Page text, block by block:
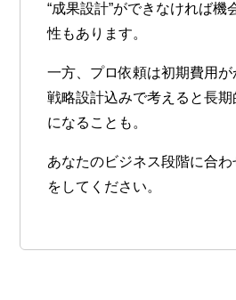
“成果設計”ができなければ機
性もあります。
一方、プロ依頼は初期費用が
戦略設計込みで考えると長
になることも。
あなたのビジネス段階に合
をしてください。